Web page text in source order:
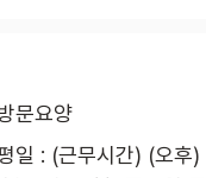
문요양
일 : (근무시간) (오